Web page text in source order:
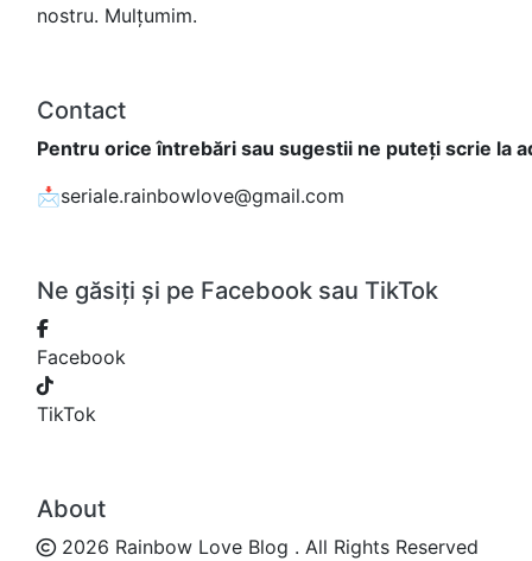
nostru. Mulțumim.
Contact
Pentru orice întrebări sau sugestii ne puteți scrie la
📩seriale.rainbowlove@gmail.com
Ne găsiți și pe Facebook sau TikTok
Facebook
TikTok
About
2026 Rainbow Love Blog . All Rights Reserved